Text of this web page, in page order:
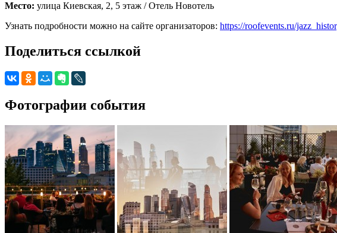
Место: улица Киевская, 2, 5 этаж / Отель Новотель
Узнать подробности можно на сайте организаторов: https://roofevents.ru/
Поделиться ссылкой
Фотографии события